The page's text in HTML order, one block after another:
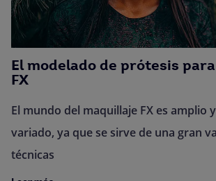
El modelado de prótesis
FX
El mundo del maquillaje FX es amplio
variado, ya que se sirve de una gran
técnicas